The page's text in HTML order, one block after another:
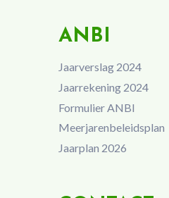
ANBI
Jaarverslag 2024
Jaarrekening 2024
Formulier ANBI
Meerjarenbeleidsplan
Jaarplan 2026